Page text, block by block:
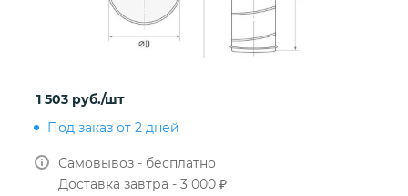
1 503 руб./шт
Под заказ от 2 дней
Самовывоз - бесплатно
Доставка завтра - 3 000 ₽